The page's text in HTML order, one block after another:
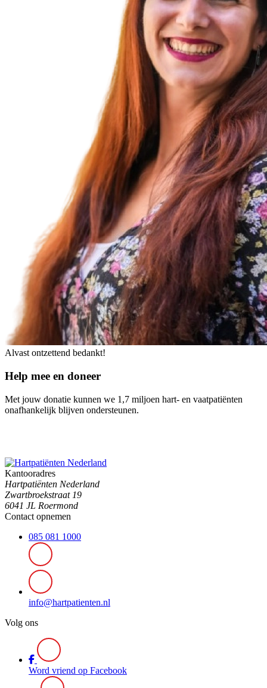
Alvast ontzettend bedankt!
Help mee en doneer
Met jouw donatie kunnen we 1,7 miljoen hart- en vaatpatiënten
onafhankelijk blijven ondersteunen.
Kantooradres
Hartpatiënten Nederland
Zwartbroekstraat 19
6041 JL Roermond
Contact opnemen
085 081 1000
info@hartpatienten.nl
Volg ons
Word vriend op Facebook